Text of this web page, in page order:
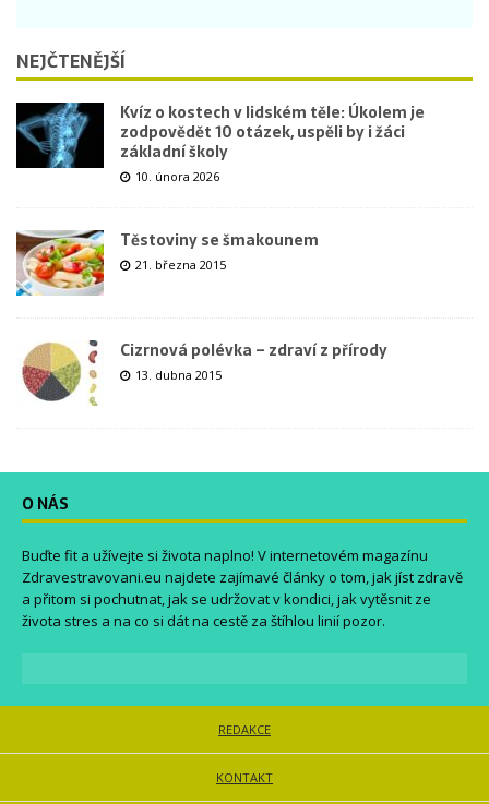
NEJČTENĚJŠÍ
Kvíz o kostech v lidském těle: Úkolem je
zodpovědět 10 otázek, uspěli by i žáci
základní školy
10. února 2026
Těstoviny se šmakounem
21. března 2015
Cizrnová polévka – zdraví z přírody
13. dubna 2015
O NÁS
Buďte fit a užívejte si života naplno! V internetovém magazínu
Zdravestravovani.eu najdete zajímavé články o tom, jak jíst zdravě
a přitom si pochutnat, jak se udržovat v kondici, jak vytěsnit ze
života stres a na co si dát na cestě za štíhlou linií pozor.
REDAKCE
KONTAKT